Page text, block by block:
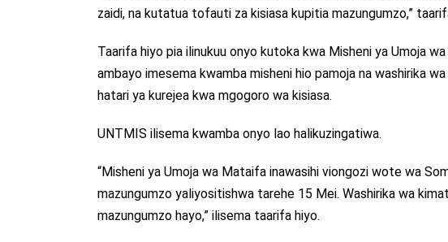
zaidi, na kutatua tofauti za kisiasa kupitia mazungumzo,”
Taarifa hiyo pia ilinukuu onyo kutoka kwa Misheni ya Umoja
ambayo imesema kwamba misheni hio pamoja na washirika
hatari ya kurejea kwa mgogoro wa kisiasa.
UNTMIS ilisema kwamba onyo lao halikuzingatiwa.
“Misheni ya Umoja wa Mataifa inawasihi viongozi wote wa
mazungumzo yaliyositishwa tarehe 15 Mei. Washirika wa
mazungumzo hayo,” ilisema taarifa hiyo.